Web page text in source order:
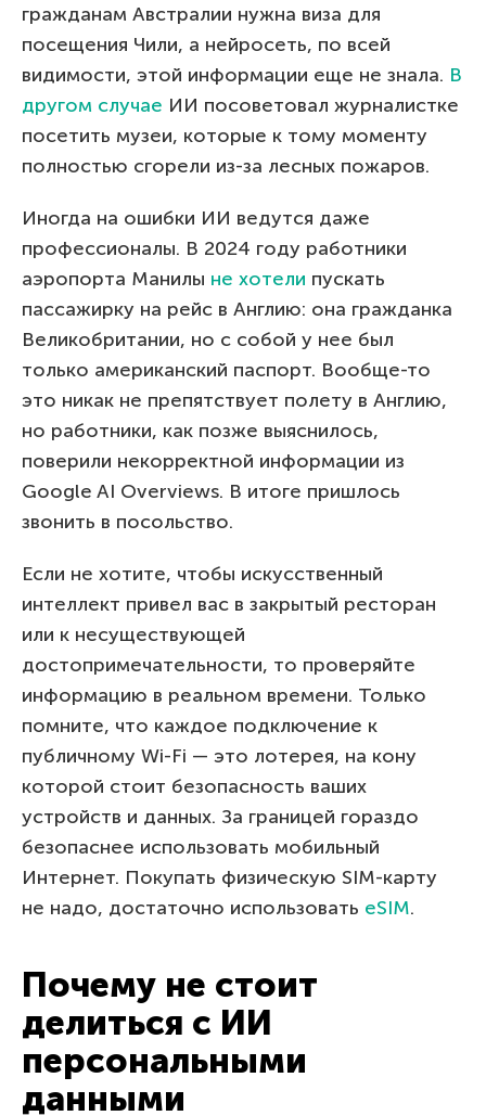
гражданам Австралии нужна виза для
посещения Чили, а нейросеть, по всей
видимости, этой информации еще не знала. В
другом случае ИИ посоветовал журналистке
посетить музеи, которые к тому моменту
полностью сгорели из-за лесных пожаров.
Иногда на ошибки ИИ ведутся даже
профессионалы. В 2024 году работники
аэропорта Манилы не хотели пускать
пассажирку на рейс в Англию: она гражданка
Великобритании, но с собой у нее был
только американский паспорт. Вообще-то
это никак не препятствует полету в Англию,
но работники, как позже выяснилось,
поверили некорректной информации из
Google AI Overviews. В итоге пришлось
звонить в посольство.
Если не хотите, чтобы искусственный
интеллект привел вас в закрытый ресторан
или к несуществующей
достопримечательности, то проверяйте
информацию в реальном времени. Только
помните, что каждое подключение к
публичному Wi-Fi — это лотерея, на кону
которой стоит безопасность ваших
устройств и данных. За границей гораздо
безопаснее использовать мобильный
Интернет. Покупать физическую SIM-карту
не надо, достаточно использовать eSIM.
Почему не стоит
делиться с ИИ
персональными
данными